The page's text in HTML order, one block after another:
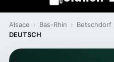
Alsace › Bas-Rhin › Betschdorf
DEUTSCH